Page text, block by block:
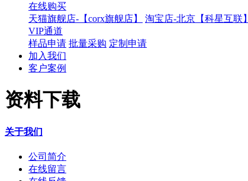
在线购买
天猫旗舰店-【corx旗舰店】
淘宝店-北京【科星互联】
VIP通道
样品申请 批量采购 定制申请
加入我们
客户案例
资料下载
关于我们
公司简介
在线留言